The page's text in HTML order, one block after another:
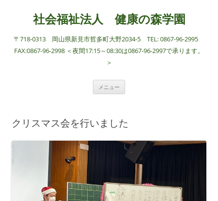
社会福祉法人 健康の森学園
〒718-0313 岡山県新見市哲多町大野2034-5 TEL: 0867-96-2995
FAX:0867-96-2998 ＜夜間17:15～08:30は0867-96-2997で承ります。
＞
メニュー
ス
キ
プ
クリスマス会を行いました